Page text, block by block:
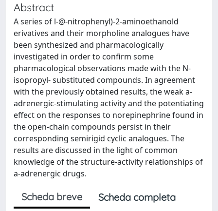
Abstract
A series of l-@-nitrophenyl)-2-aminoethanold
erivatives and their morpholine analogues have
been synthesized and pharmacologically
investigated in order to confirm some
pharmacological observations made with the N-
isopropyl- substituted compounds. In agreement
with the previously obtained results, the weak a-
adrenergic-stimulating activity and the potentiating
effect on the responses to norepinephrine found in
the open-chain compounds persist in their
corresponding semirigid cyclic analogues. The
results are discussed in the light of common
knowledge of the structure-activity relationships of
a-adrenergic drugs.
Scheda breve
Scheda completa